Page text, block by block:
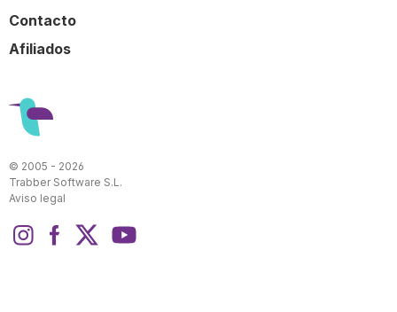
Contacto
Afiliados
© 2005 - 2026
Trabber Software S.L.
Aviso legal